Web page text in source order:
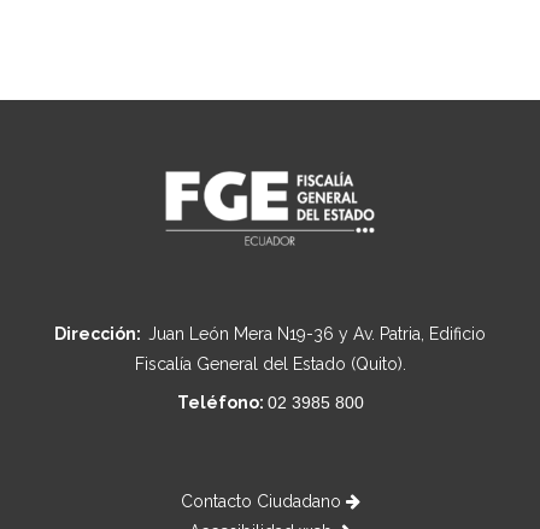
Dirección: Juan León Mera N19-36 y Av. Patria, Edificio
Fiscalía General del Estado (Quito).
Teléfono: 02 3985 800
Contacto Ciudadano